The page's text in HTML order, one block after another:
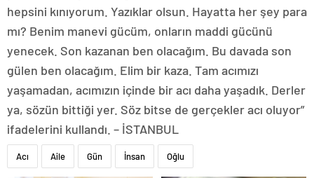
hepsini kınıyorum. Yazıklar olsun. Hayatta her şey para
mı? Benim manevi gücüm, onların maddi gücünü
yenecek. Son kazanan ben olacağım. Bu davada son
gülen ben olacağım. Elim bir kaza. Tam acımızı
yaşamadan, acımızın içinde bir acı daha yaşadık. Derler
ya, sözün bittiği yer. Söz bitse de gerçekler acı oluyor”
ifadelerini kullandı. – İSTANBUL
Acı Aile Gün İnsan Oğlu